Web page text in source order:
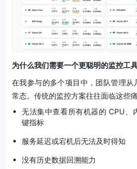
为什么我们需要一个更聪明的监控工
在我参与的多个项目中，团队管理从
常态。传统的监控方案往往面临这些
无法集中查看所有机器的 CPU、
键指标
服务延迟或宕机后无法及时得知
没有历史数据回溯能力